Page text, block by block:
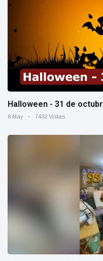
Halloween - 31 de
8 May 7432 Vistas